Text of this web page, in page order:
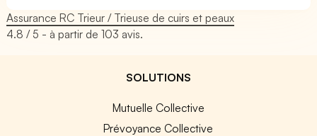
Assurance RC Trieur / Trieuse de cuirs et peaux
4.8 / 5 - à partir de103 avis.
SOLUTIONS
Mutuelle Collective
Prévoyance Collective